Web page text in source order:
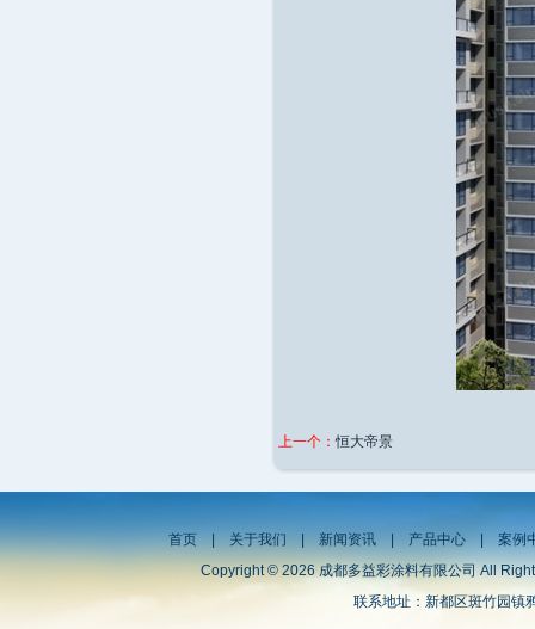
上一个：恒大帝景
首页|关于我们 新闻资讯| 产品中心| 案例
Copyright © 2026 成都多益彩涂料有限公司 All
联系地址：新都区斑竹园